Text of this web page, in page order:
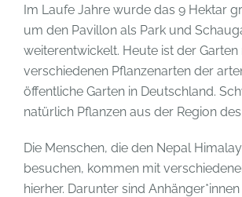
Im Laufe Jahre wurde das 9 Hektar
um den Pavillon als Park und
weiterentwickelt. Heute ist der Garten
verschiedenen Pflanzenarten der
öffentliche Garten in Deutschland.
natürlich Pflanzen aus der Region
Die Menschen, die den Nepal
besuchen, kommen mit
hierher. Darunter sind